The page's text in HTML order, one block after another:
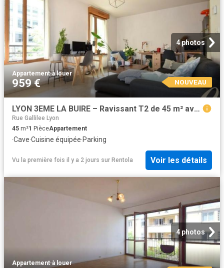
4 photos
Appartement·à louer
959 € NOUVEAU
LYON 3EME LA BUIRE – Ravissant T2 de 45 m² avec garage dans immeuble récent
Rue Gallilee Lyon
45 m²1 PièceAppartement
·Cave·Cuisine équipée·Parking
Vu la première fois il y a 2 jours sur Rentola Voir les détails
4 photos
Appartement·à louer